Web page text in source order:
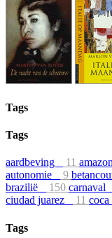
Tags
Tags
aardbeving 11
autonomie
9
brazilië
150 carnaval
ciudad juarez
11 coca
Tags